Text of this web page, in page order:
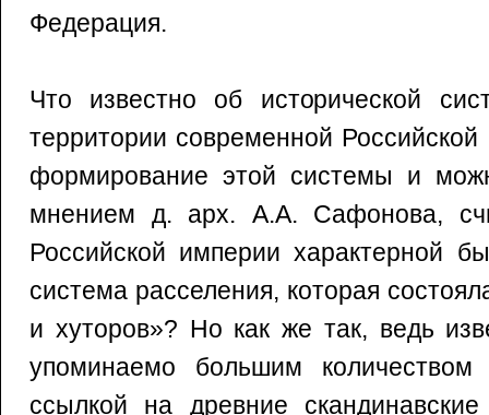
Федерация.
Что известно об исторической
территории современной
формирование этой системы и
мнением д. арх. А.А. Сафонова,
Российской империи характерной
система расселения, которая
и хуторов»? Но как же так, ведь
упоминаемо большим количеством
ссылкой на древние